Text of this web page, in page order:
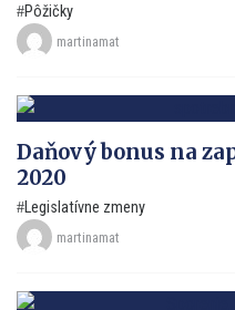
Pôžičky
martinamat
Daňový bonus na
2020
Legislatívne zmeny
martinamat